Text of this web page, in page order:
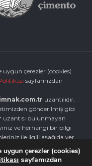
çerezler (cookies)
sayfamızdan
uzantılıdır.
gönderilmiş gibi
uzantısı bulunmayan
ve herhangi bir bilgi
ile ilgili aşağıda yer
iletişime geçebilirsiniz.
çerezler (cookies)
sayfamızdan